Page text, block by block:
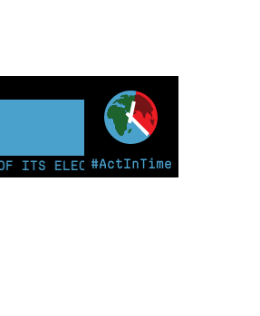
#ActInTime
FROM COAL